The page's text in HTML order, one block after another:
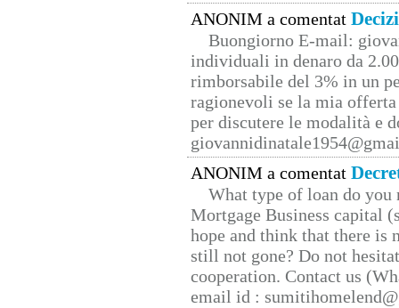
ANONIM a comentat
Buongiorno E-mail:
individuali in denaro da
rimborsabile del 3% in un
ragionevoli se la mia
per discutere le modalità e
ANONIM a comentat
What type of loan do you
Mortgage Business capital
hope and think that there is
still not gone? Do not
cooperation. Contact us
email id :